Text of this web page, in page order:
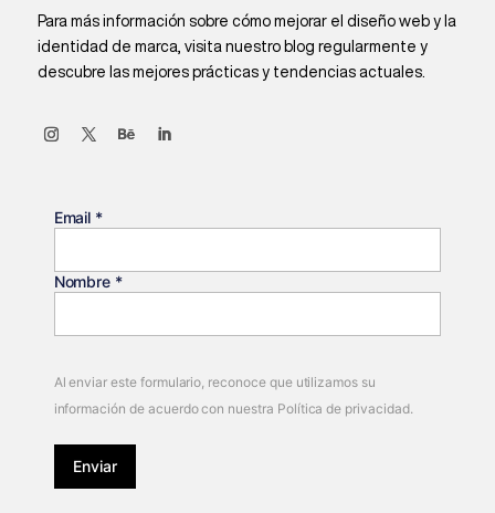
Para más información sobre cómo mejorar el diseño web y la
identidad de marca, visita nuestro blog regularmente y
descubre las mejores prácticas y tendencias actuales.
Email *
Nombre *
Al enviar este formulario, reconoce que utilizamos su
información de acuerdo con nuestra Política de privacidad.
Enviar